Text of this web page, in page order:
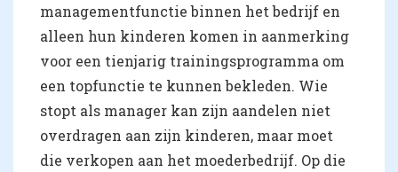
managementfunctie binnen het bedrijf en
alleen hun kinderen komen in aanmerking
voor een tienjarig trainingsprogramma om
een topfunctie te kunnen bekleden. Wie
stopt als manager kan zijn aandelen niet
overdragen aan zijn kinderen, maar moet
die verkopen aan het moederbedrijf. Op die